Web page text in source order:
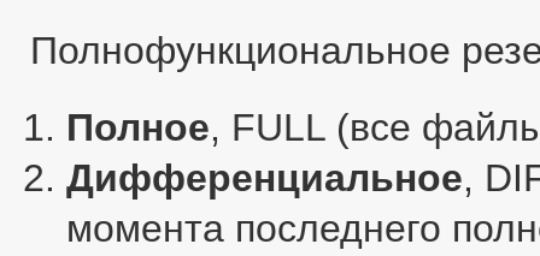
Полнофункциональное
Полное, FULL (все
Дифференциальное,
момента последнего